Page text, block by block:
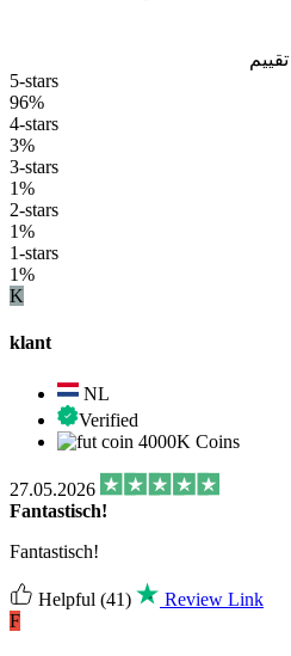
5-stars
96%
4-stars
3%
3-stars
1%
2-stars
1%
1-stars
1%
K
klant
NL
Verified
4000K Coins
27.05.2026
Fantastisch!
Fantastisch!
Helpful (41)
Review Link
F